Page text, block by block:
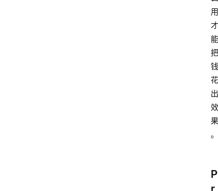
用
才
能
把
钱
花
出
效
果
。
P